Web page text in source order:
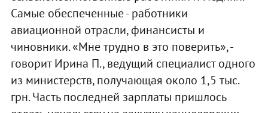
Самые обеспеченные - работники
авиационной отрасли, финансисты и
чиновники. «Мне трудно в это поверить», -
говорит Ирина П., ведущий специалист одного
из министерств, получающая около 1,5 тыс.
грн. Часть последней зарплаты пришлось